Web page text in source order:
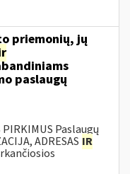
priemonių, jų
paslaugų
PIRKIMUS Paslaugų
ADRESAS IR